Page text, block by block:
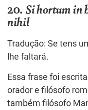
20.Si hortum in
nihil
Tradução: Se tens
lhe faltará.
Essa frase foi
orador e filósofo
também filósofo